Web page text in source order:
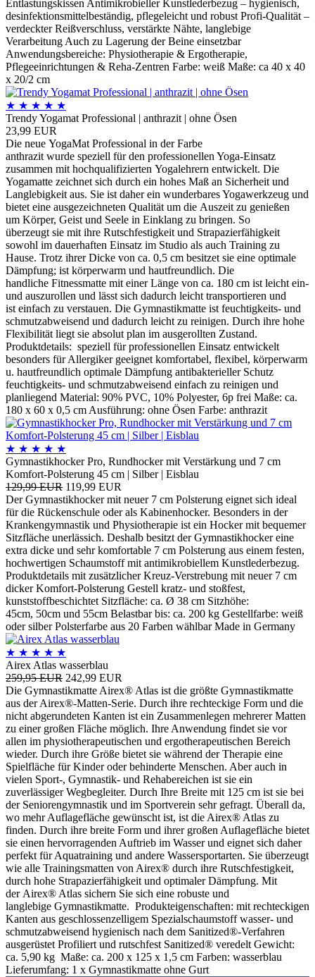
Entlastungskissen Antimikrobieller Kunstlederbezug – hygienisch,
desinfektionsmittelbeständig, pflegeleicht und robust Profi-Qualität –
verdeckter Reißverschluss, verstärkte Nähte, langlebige
Verarbeitung Auch zu Lagerung der Beine einsetzbar
Anwendungsbereiche: Physiotherapie & Ergotherapie,
Pflegeeinrichtungen & Reha-Zentren Farbe: weiß Maße: ca 40 x 40
x 20/2 cm
★ ★ ★ ★ ★
Trendy Yogamat Professional | anthrazit | ohne Ösen
23,99 EUR
Die neue YogaMat Professional in der Farbe
anthrazit wurde speziell für den professionellen Yoga-Einsatz
zusammen mit hochqualifizierten Yogalehrern entwickelt. Die
Yogamatte zeichnet sich durch ein hohes Maß an Sicherheit und
Langlebigkeit aus. Sie ist daher ein wunderbares Yogawerkzeug und
bietet eine ausgezeichneten Qualität um die Auszeit zu genießen
um Körper, Geist und Seele in Einklang zu bringen. So
überzeugt sie mit ihre Rutschfestigkeit und Strapazierfähigkeit
sowohl im dauerhaften Einsatz im Studio als auch Training zu
Hause. Trotz ihrer Dicke von ca. 0,5 cm besitzet sie eine optimale
Dämpfung; ist körperwarm und hautfreundlich. Die
handliche Fitnessmatte mit einer Länge von ca. 180 cm ist leicht ein-
und auszurollen und lässt sich dadurch leicht transportieren und
ist einfach zu verstauen. Die Gymnastikmatte ist feuchtigkeits- und
schmutzabweisend und dadurch leicht zu reinigen. Durch ihre hohe
Flexibilität liegt sie absolut plan im ausgerollten Zustand.
Produktdetails: speziell für professionellen Einsatz entwickelt
besonders für Allergiker geeignet komfortabel, flexibel, körperwarm
u. hautfreundlich optimale Dämpfung antibakterieller Schutz
feuchtigkeits- und schmutzabweisend einfach zu reinigen und
planliegend Material: 90% PVC, 10% Polyester, 6p frei Maße: ca.
180 x 60 x 0,5 cm Ausführung: ohne Ösen Farbe: anthrazit
★ ★ ★ ★ ★
Gymnastikhocker Pro, Rundhocker mit Verstärkung und 7 cm
Komfort-Polsterung 45 cm | Silber | Eisblau
129,99 EUR 119,99 EUR
Der Gymnastikhocker mit neuer 7 cm Polsterung eignet sich ideal
für die Rückenschule oder als Kabinenhocker. Besonders in der
Krankengymnastik und Physiotherapie ist ein Hocker mit bequemer
Sitzfläche unerlässich. Deshalb besitzt der Gymnastikhocker eine
extra dicke und sehr komfortable 7 cm Polsterung aus einem festen,
hochwertigen Schaumstoff mit antimikrobiellem Kunstlederbezug.
Produktdetails mit zusätzlicher Kreuz-Verstrebung mit neuer 7 cm
dicker Komfort-Polsterung Gestell kratz- und stoßfest,
kunststoffbeschichtet Sitzfläche: ca. Ø 38 cm Sitzhöhe:
45cm, 50cm und 55cm Belastbar bis: ca. 200 kg Gestellfarbe: weiß
oder silber Polsterfarbe aus 20 Farben wählbar Made in Germany
★ ★ ★ ★ ★
Airex Atlas wasserblau
259,95 EUR 242,99 EUR
Die Gymnastikmatte Airex® Atlas ist die größte Gymnastikmatte
aus der Airex®-Matten-Serie. Durch ihre rechteckige Form und die
nicht abgerundeten Kanten ist ein Zusammenlegen mehrerer Matten
zu einer großen Fläche möglich. Ihre Anwendung findet sie vor
allen im physiotherapeutischen und ergotherapeutischen Bereich
wieder. Durch ihre Größe bietet sie während der Therapie eine
Spielfläche für Kinder oder behinderte Menschen. Aber auch in
vielen Sport-, Gymnastik- und Rehabereichen ist sie ein
zuverlässiger Wegbegleiter. Durch Ihre Breite mit 125 cm ist sie bei
der Seniorengymnastik und im Sportverein sehr gefragt. Überall da,
wo mehr Auflagefläche gewünscht ist, ist die Airex® Atlas zu
finden. Durch ihre breite Form und ihrer großen Auflagefläche bietet
sie einen hervorragenden Auftrieb im Wasser und eignet sich daher
perfekt für Aquatraining und andere Wassersportarten. Sie überzeugt
wie alle Trainingsmatten von Airex® durch ihre Rutschfestigkeit,
durch hohe Strapazierfähigkeit und optimaler Dämpfung. Mit
der Airex® Atlas sichern Sie sich eine robuste und
langlebige Gymnastikmatte. Produkteigenschaften: mit rechteckigen
Kanten aus geschlossenzelligem Spezialschaumstoff wasser- und
schmutzabweisend hygienisch nach dem Sanitized®-Verfahren
ausgerüstet Profiliert und rutschfest Sanitized® veredelt Gewicht:
ca. 5,90 kg Maße: ca. 200 x 125 x 1,5 cm Farben: wasserblau
Lieferumfang: 1 x Gymnastikmatte ohne Gurt